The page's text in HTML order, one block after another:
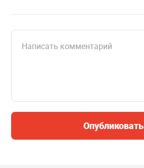
Опубликовать